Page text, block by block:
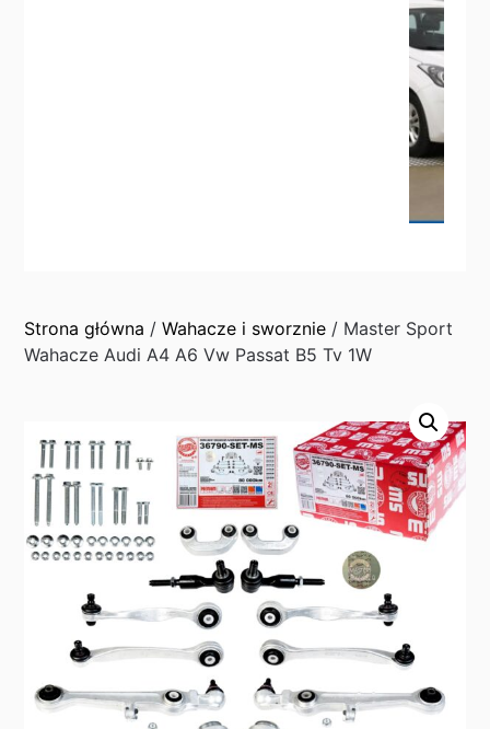
Strona główna /Wahacze i sworznie / Master Sport
Wahacze Audi A4 A6 Vw Passat B5 Tv 1W